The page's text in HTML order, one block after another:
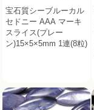
宝石質シーブルーカル
セドニー AAA マーキ
スライス(プレー
ン)15×5×5mm 1連(8粒)